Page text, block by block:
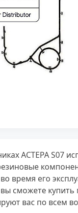
АСТЕРА S07
время его
сможете
вас по всем